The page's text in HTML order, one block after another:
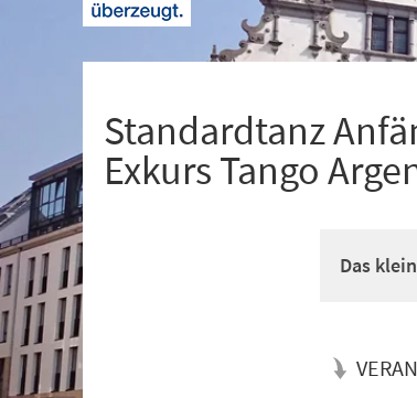
Standardtanz
Exkurs Tango
Das